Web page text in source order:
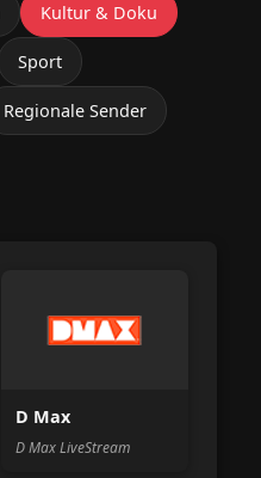
Kultur & Doku
Sport
Regionale Sender
D Max
D Max LiveStream